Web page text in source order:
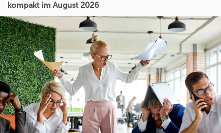
kompakt im August 2026